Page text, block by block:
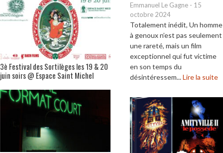
Emmanuel Le Gagne - 15
octobre 2024
Totalement inédit, Un homme
à genoux n’est pas seulement
une rareté, mais un film
exceptionnel qui fut victime
en son temps du
désintéressem...Lire la suite
3è Festival des Sortilèges les 19 & 20
juin soirs @ Espace Saint Michel